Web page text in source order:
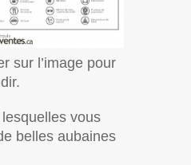
sur l’image pour
vous
belles aubaines